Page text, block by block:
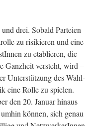
drei. Sobald Par­tei­en
zu risik­ie­ren und eine
zu eta­blie­ren, die
Ganz­heit ver­steht, wird –
Unter­stüt­zung des Wahl­
eine Rol­le zu spie­len.
den 20. Janu­ar hin­aus
kön­nen, sich genau